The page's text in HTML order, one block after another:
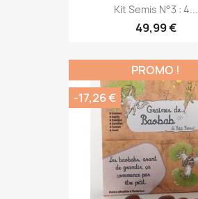
Kit Semis N°3 : 4...
49,99 €
PROMO !
-17,26 €